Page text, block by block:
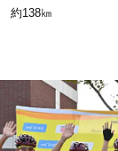
約138㎞